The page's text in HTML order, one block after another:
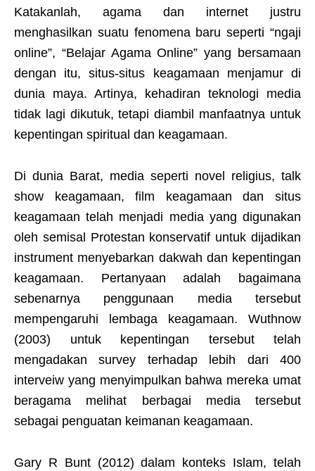
Katakanlah, agama dan internet justru
menghasilkan suatu fenomena baru seperti “ngaji
online”, “Belajar Agama Online” yang bersamaan
dengan itu, situs-situs keagamaan menjamur di
dunia maya. Artinya, kehadiran teknologi media
tidak lagi dikutuk, tetapi diambil manfaatnya untuk
kepentingan spiritual dan keagamaan.
Di dunia Barat, media seperti novel religius, talk
show keagamaan, film keagamaan dan situs
keagamaan telah menjadi media yang digunakan
oleh semisal Protestan konservatif untuk dijadikan
instrument menyebarkan dakwah dan kepentingan
keagamaan. Pertanyaan adalah bagaimana
sebenarnya penggunaan media tersebut
mempengaruhi lembaga keagamaan. Wuthnow
(2003) untuk kepentingan tersebut telah
mengadakan survey terhadap lebih dari 400
interveiw yang menyimpulkan bahwa mereka umat
beragama melihat berbagai media tersebut
sebagai penguatan keimanan keagamaan.
Gary R Bunt (2012) dalam konteks Islam, telah